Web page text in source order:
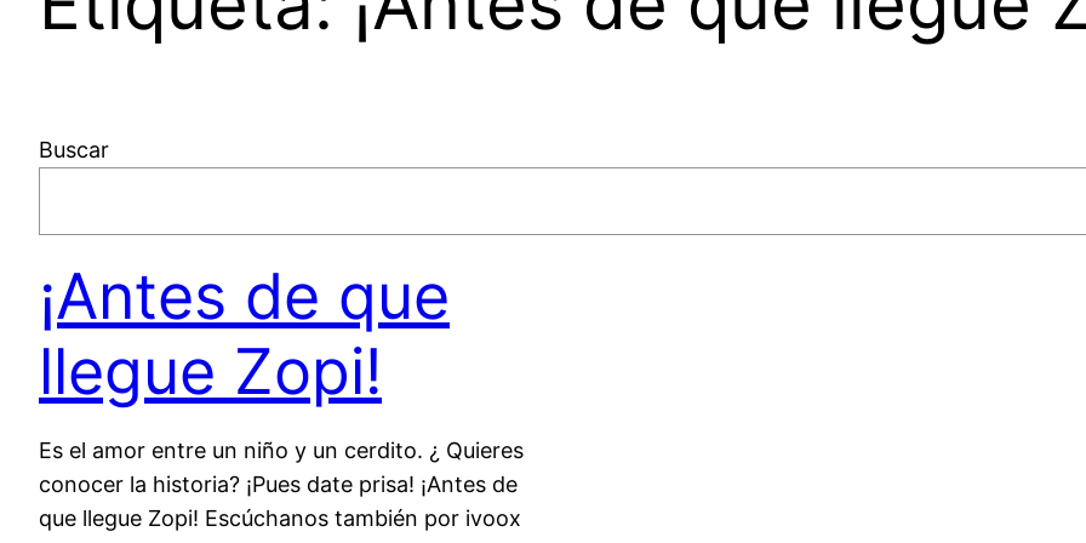
Buscar
¡Antes de que
llegue Zopi!
Es el amor entre un niño y un cerdito. ¿ Quieres
conocer la historia? ¡Pues date prisa! ¡Antes de
que llegue Zopi! Escúchanos también por ivoox